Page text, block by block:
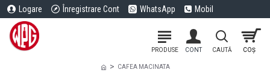
Logare Înregistrare Cont WhatsApp Mobil
CAFEA MACINATA